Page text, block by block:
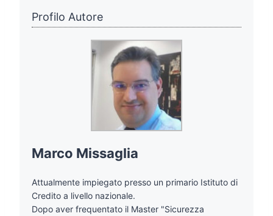
Profilo Autore
Marco Missaglia
Attualmente impiegato presso un primario Istituto di
Credito a livello nazionale.
Dopo aver frequentato il Master "Sicurezza